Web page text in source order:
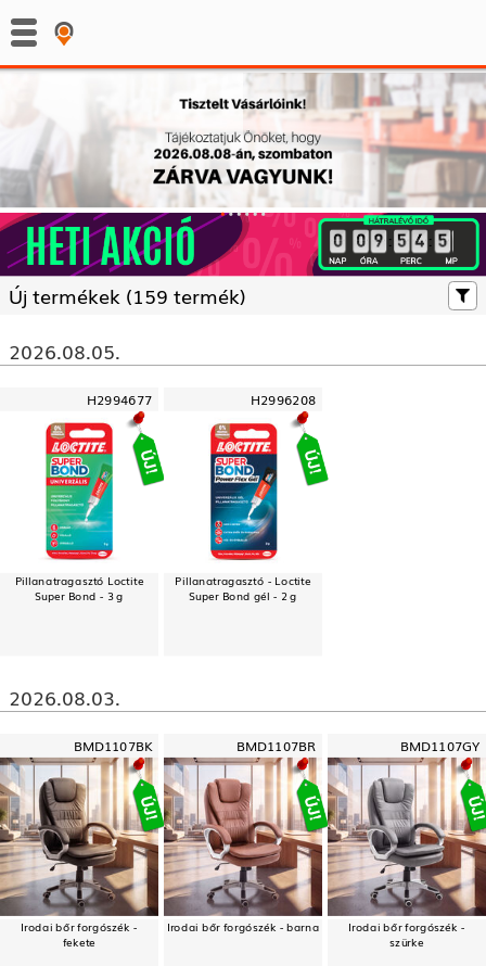
: :
Új termékek (159 termék)
2026.08.05.
H2994677
Pillanatragasztó Loctite
Super Bond - 3 g
H2996208
Pillanatragasztó - Loctite
Super Bond gél - 2 g
2026.08.03.
BMD1107BK
Irodai bőr forgószék -
fekete
BMD1107BR
Irodai bőr forgószék - barna
BMD1107GY
Irodai bőr forgószék -
szürke